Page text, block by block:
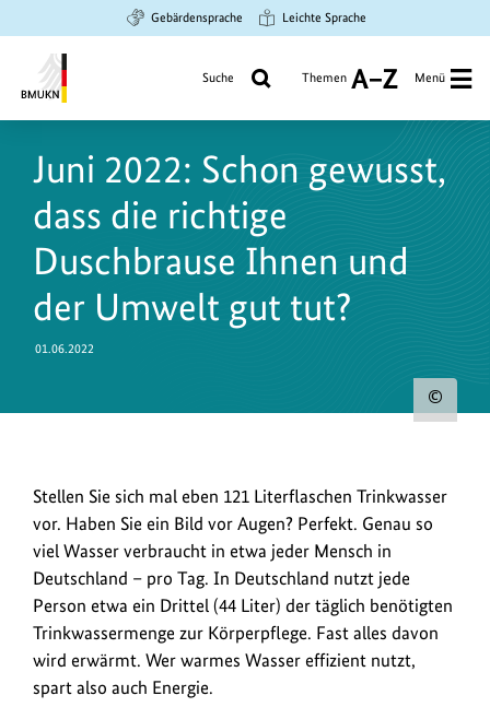
Hauptinhalt
springen
Suche
springen
Hauptnavigation
springen
Gebärdensprache Leichte Sprache
Umwelt,
Naturschutz
und
nukleare
Sicherheit
Suche Themen
A
Z
Menü
Juni 2022: Schon gewusst,
dass die richtige
Duschbrause Ihnen und
der Umwelt gut tut?
01.06.2022
121
Literflaschen
Trinkwasser
verbraucht
jeder
Mensch
in
Deutschland
täglich.
Stellen Sie sich mal eben 121 Literflaschen Trinkwasser
vor. Haben Sie ein Bild vor Augen? Perfekt. Genau so
viel Wasser verbraucht in etwa jeder Mensch in
Deutschland – pro Tag. In Deutschland nutzt jede
Person etwa ein Drittel (44 Liter) der täglich benötigten
Trinkwassermenge zur Körperpflege. Fast alles davon
wird erwärmt. Wer warmes Wasser effizient nutzt,
spart also auch Energie.